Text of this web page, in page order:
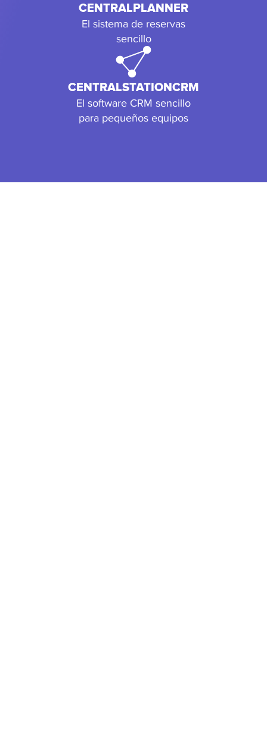
CENTRALPLANNER
El sistema de reservas
sencillo
CENTRALSTATIONCRM
El software CRM sencillo
para pequeños equipos